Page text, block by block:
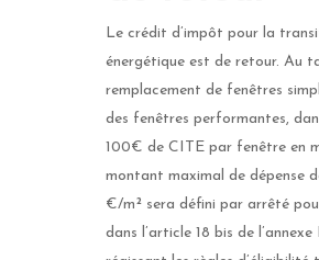
Le crédit d’impôt pour la
énergétique est de retour. Au
remplacement de fenêtres
des fenêtres performantes,
100€ de CITE par fenêtre en
montant maximal de dépense
€/m² sera défini par arrêté
dans l’article 18 bis de l’annexe